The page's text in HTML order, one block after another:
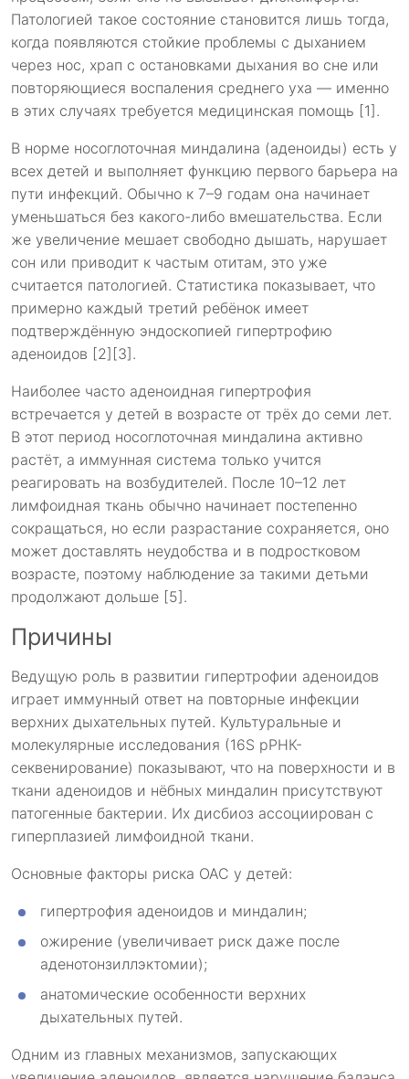
Патологией такое состояние становится лишь тогда,
когда появляются стойкие проблемы с дыханием
через нос, храп с остановками дыхания во сне или
повторяющиеся воспаления среднего уха — именно
в этих случаях требуется медицинская помощь [1].
В норме носоглоточная миндалина (аденоиды) есть у
всех детей и выполняет функцию первого барьера на
пути инфекций. Обычно к 7–9 годам она начинает
уменьшаться без какого-либо вмешательства. Если
же увеличение мешает свободно дышать, нарушает
сон или приводит к частым отитам, это уже
считается патологией. Статистика показывает, что
примерно каждый третий ребёнок имеет
подтверждённую эндоскопией гипертрофию
аденоидов [2][3].
Наиболее часто аденоидная гипертрофия
встречается у детей в возрасте от трёх до семи лет.
В этот период носоглоточная миндалина активно
растёт, а иммунная система только учится
реагировать на возбудителей. После 10–12 лет
лимфоидная ткань обычно начинает постепенно
сокращаться, но если разрастание сохраняется, оно
может доставлять неудобства и в подростковом
возрасте, поэтому наблюдение за такими детьми
продолжают дольше [5].
Причины
Ведущую роль в развитии гипертрофии аденоидов
играет иммунный ответ на повторные инфекции
верхних дыхательных путей. Культуральные и
молекулярные исследования (16S рРНК-
секвенирование) показывают, что на поверхности и в
ткани аденоидов и нёбных миндалин присутствуют
патогенные бактерии. Их дисбиоз ассоциирован с
гиперплазией лимфоидной ткани.
Основные факторы риска ОАС у детей:
гипертрофия аденоидов и миндалин;
ожирение (увеличивает риск даже после
аденотонзиллэктомии);
анатомические особенности верхних
дыхательных путей.
Одним из главных механизмов, запускающих